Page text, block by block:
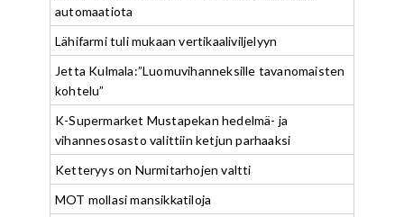
automaatiota
Lähifarmi tuli mukaan vertikaaliviljelyyn
Jetta Kulmala:”Luomuvihanneksille tavanomaisten
kohtelu”
K-Supermarket Mustapekan hedelmä- ja
vihannesosasto valittiin ketjun parhaaksi
Ketteryys on Nurmitarhojen valtti
MOT mollasi mansikkatiloja